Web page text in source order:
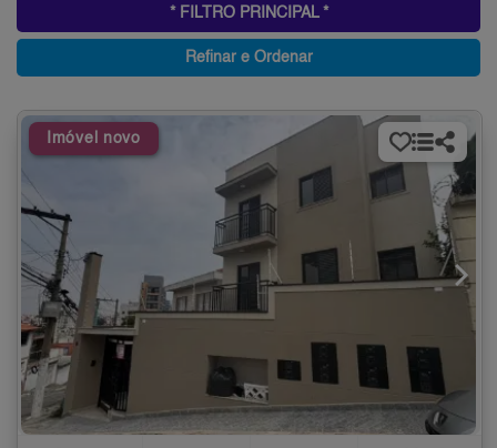
* FILTRO PRINCIPAL *
Refinar e Ordenar
Imóvel novo